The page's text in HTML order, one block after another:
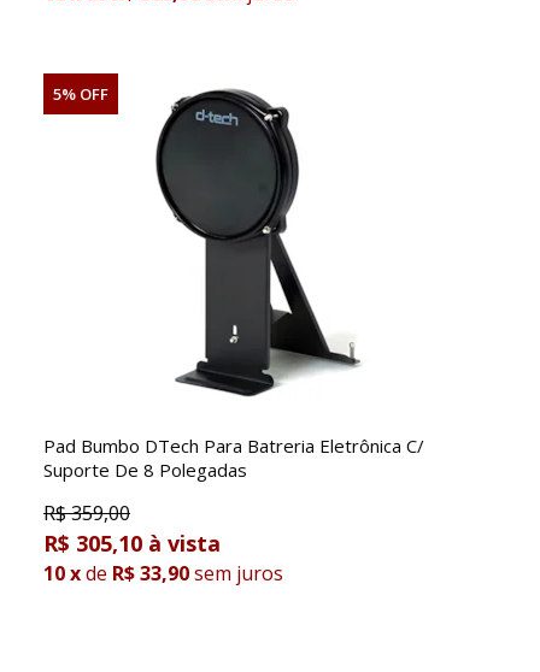
5% OFF
Pad Bumbo DTech Para Batreria Eletrônica C/
Suporte De 8 Polegadas
R$359,00
R$ 305,10
10xde R$ 33,90sem juros